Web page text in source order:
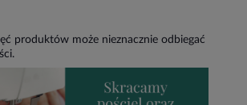
produktów może nieznacznie odbiegać